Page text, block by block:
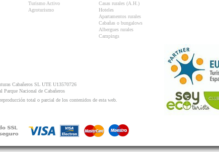
Turismo Activo
Agroturismo
Casas rurales (A.H.)
Hoteles
Apartamentos rurales
Cabañas o bungalows
Albergues rurales
Campings
Cabañeros SL UTE U13570726
Parque Nacional de Cabañeros
total o parcial de los contenidos de esta web.